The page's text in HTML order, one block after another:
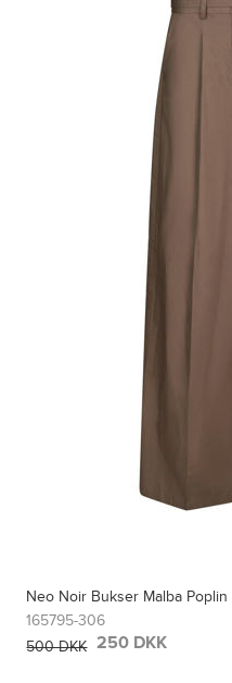
Neo Noir Bukser Malba Poplin
165795-306
500 DKK 250 DKK